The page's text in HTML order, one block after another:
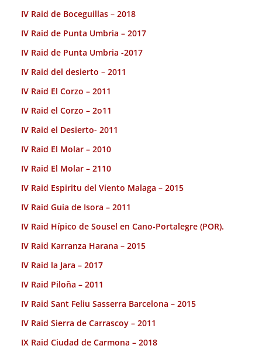
IV Raid de Boceguillas – 2018
IV Raid de Punta Umbria – 2017
IV Raid de Punta Umbria -2017
IV Raid del desierto – 2011
IV Raid El Corzo – 2011
IV Raid el Corzo – 2o11
IV Raid el Desierto- 2011
IV Raid El Molar – 2010
IV Raid El Molar – 2110
IV Raid Espiritu del Viento Malaga – 2015
IV Raid Guia de Isora – 2011
IV Raid Hípico de Sousel en Cano-Portalegre (POR).
IV Raid Karranza Harana – 2015
IV Raid la Jara – 2017
IV Raid Piloña – 2011
IV Raid Sant Feliu Sasserra Barcelona – 2015
IV Raid Sierra de Carrascoy – 2011
IX Raid Ciudad de Carmona – 2018